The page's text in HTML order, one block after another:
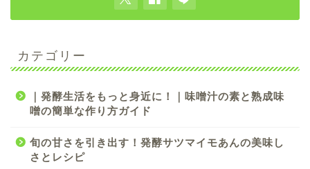
カテゴリー
｜発酵生活をもっと身近に！｜味噌汁の素と熟成味
噌の簡単な作り方ガイド
旬の甘さを引き出す！発酵サツマイモあんの美味し
さとレシピ